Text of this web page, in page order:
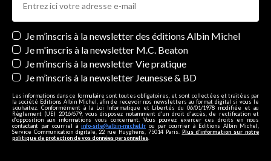
Newsletters
Je m’inscris à la newsletter des éditions Albin Michel
Je m'inscris à la newsletter M.C. Beaton
Je m’inscris à la newsletter Vie pratique
Je m’inscris à la newsletter Jeunesse & BD
Les informations dans ce formulaire sont toutes obligatoires, et sont collectées et traitées par
la société Editions Albin Michel, afin de recevoir nos newsletters au format digital si vous le
souhaitez. Conformément à la Loi Informatique et Libertés du 06/01/1978 modifiée et au
Règlement (UE) 2016/679, vous disposez notamment d'un droit d'accès, de rectification et
d’opposition aux informations vous concernant. Vous pouvez exercer ces droits en nous
contactant par courriel à info-site@albin-michel.fr ou par courrier à Editions Albin Michel,
Service Communication digitale, 22 rue Huyghens, 75014 Paris. Plus d’information sur notre
politique de protection de vos données personnelles